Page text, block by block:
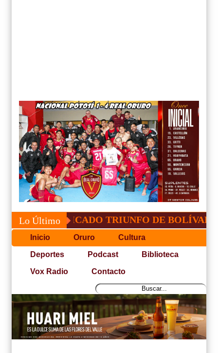
Lo Último
SACRIFICADO TRIUNFO DE BOLÍVAR ANTE
Inicio Oruro Cultura
Deportes Podcast Biblioteca
Vox Radio Contacto